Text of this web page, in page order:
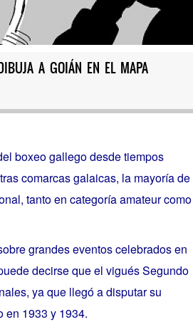
A GOIÁN EN EL MAPA
boxeo gallego desde tiempos
comarcas galaicas, la mayoría de
tanto en categoría amateur como
grandes eventos celebrados en
decirse que el vigués Segundo
ya que llegó a disputar su
en 1933 y 1934.